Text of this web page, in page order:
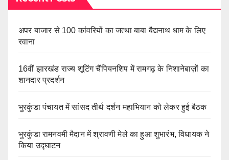
अपर बाजार से 100 कांवरियों का जत्था बाबा बैद्यनाथ धाम के लिए
रवाना
16वीं झारखंड राज्य शूटिंग चैंपियनशिप में रामगढ़ के निशानेबाज़ों का
शानदार प्रदर्शन
भुरकुंडा पंचायत में सांसद तीर्थ दर्शन महाभियान को लेकर हुई बैठक
भुरकुंडा रामनवमी मैदान में श्रावणी मेले का हुआ शुभारंभ, विधायक ने
किया उद्घाटन